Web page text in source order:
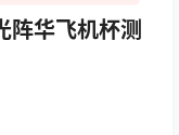
阵华飞机杯测